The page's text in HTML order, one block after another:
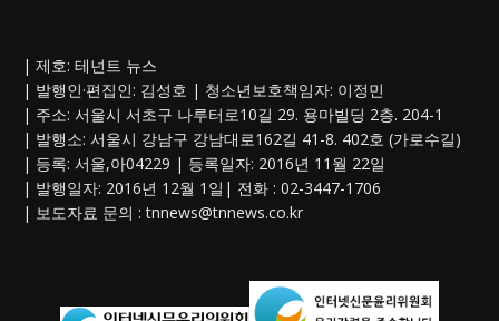
| 제호: 테넌트 뉴스
| 발행인·편집인: 김성호 | 청소년보호책임자: 이정민
| 주소: 서울시 서초구 나루터로10길 29. 용마빌딩 2층. 204-1
| 발행소: 서울시 강남구 강남대로162길 41-8. 402호 (가로수길)
| 등록: 서울,아04229 | 등록일자: 2016년 11월 22일
| 발행일자: 2016년 12월 1일| 전화 : 02-3447-1706
| 보도자료 문의 :tnnews@tnnews.co.kr